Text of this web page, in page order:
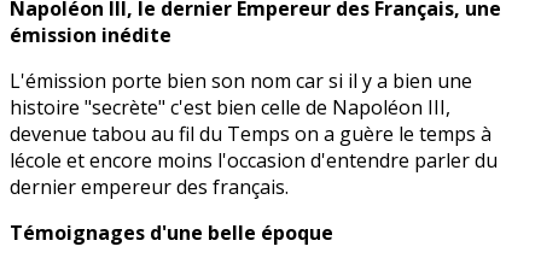
Napoléon III, le dernier Empereur des Français, une
émission inédite
L'émission porte bien son nom car si il y a bien une
histoire "secrète" c'est bien celle de Napoléon III,
devenue tabou au fil du Temps on a guère le temps à
lécole et encore moins l'occasion d'entendre parler du
dernier empereur des français.
Témoignages d'une belle époque